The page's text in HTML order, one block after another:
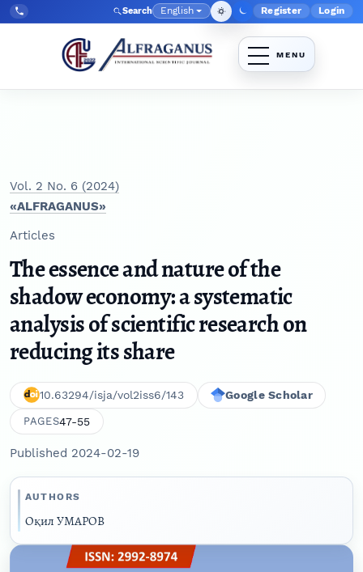
Skip to main navigation menu
Skip to main content
Skip to site footer
Tel:
+998903350930 Search Language
English Admin menu
Register Login
Vol. 2 No. 6 (2024)
«ALFRAGANUS»
Articles
The essence and nature of the
shadow economy: a systematic
analysis of scientific research on
reducing its share
10.63294/isja/vol2iss6/143 Google Scholar
PAGES47-55
Published 2024-02-19
AUTHORS
Оқил УМАРОВ